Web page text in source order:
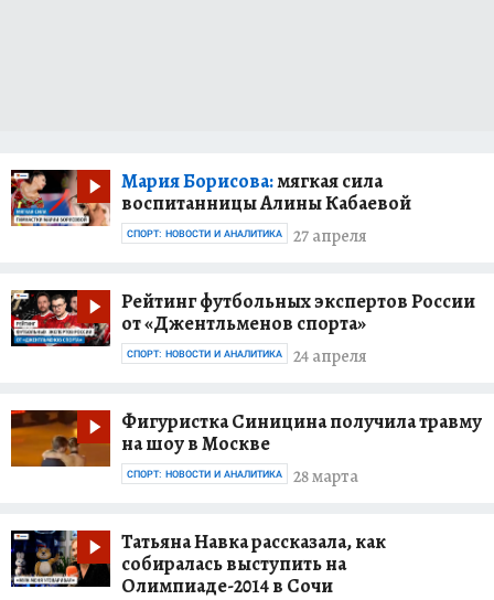
Мария Борисова:мягкая сила
воспитанницы Алины Кабаевой
27 апреля
СПОРТ: НОВОСТИ И АНАЛИТИКА
Рейтинг футбольных экспертов России
от «Джентльменов спорта»
24 апреля
СПОРТ: НОВОСТИ И АНАЛИТИКА
Фигуристка Синицина получила травму
на шоу в Москве
28 марта
СПОРТ: НОВОСТИ И АНАЛИТИКА
Татьяна Навка рассказала, как
собиралась выступить на
Олимпиаде-2014 в Сочи